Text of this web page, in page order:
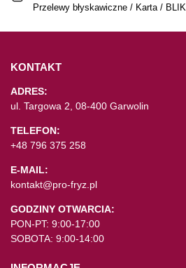
Przelewy błyskawiczne / Karta / BLIK
KONTAKT
ADRES:
ul. Targowa 2, 08-400 Garwolin
TELEFON:
+48 796 375 258
E-MAIL:
kontakt@pro-fryz.pl
GODZINY OTWARCIA:
PON-PT: 9:00-17:00
SOBOTA: 9:00-14:00